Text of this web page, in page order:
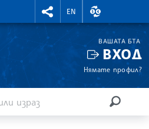
RIGHTMENU.SOCIAL
EN
ВАЛУТНИ
ВАШАТА БТА
ВХОД
Нямате профил?